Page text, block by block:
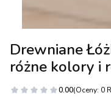
Drewniane
różne kolory i
0.00(Oceny: 0